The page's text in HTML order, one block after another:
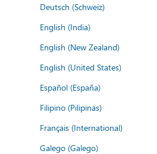
Deutsch (Schweiz)
English (India)
English (New Zealand)
English (United States)
Español (España)
Filipino (Pilipinas)
Français (International)
Galego (Galego)